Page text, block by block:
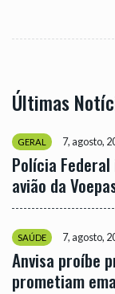
Últimas
GERAL 7, agosto,
Polícia
avião da
SAÚDE 7, agosto,
Anvisa proíbe
prometiam